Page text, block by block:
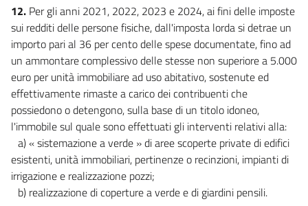
12. Per gli anni 2021, 2022, 2023 e 2024, ai fini delle imposte
sui redditi delle persone fisiche, dall'imposta lorda si detrae un
importo pari al 36 per cento delle spese documentate, fino ad
un ammontare complessivo delle stesse non superiore a 5.000
euro per unità immobiliare ad uso abitativo, sostenute ed
effettivamente rimaste a carico dei contribuenti che
possiedono o detengono, sulla base di un titolo idoneo,
l'immobile sul quale sono effettuati gli interventi relativi alla:
a) « sistemazione a verde » di aree scoperte private di edifici
esistenti, unità immobiliari, pertinenze o recinzioni, impianti di
irrigazione e realizzazione pozzi;
b) realizzazione di coperture a verde e di giardini pensili.